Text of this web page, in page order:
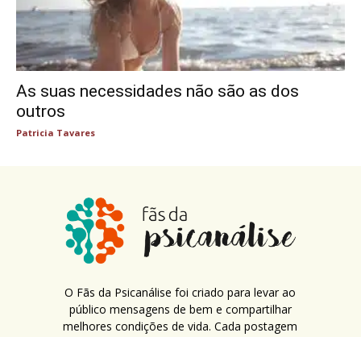
As suas necessidades não são as dos
outros
Patricia Tavares
O Fãs da Psicanálise foi criado para levar ao
público mensagens de bem e compartilhar
melhores condições de vida. Cada postagem